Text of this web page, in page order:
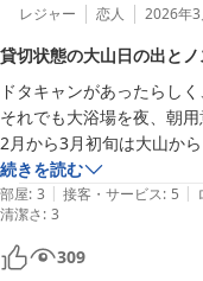
レジャー 恋人 2026年3
貸切状態の大山日の出と
ドタキャンがあったらし
それでも大浴場を夜、朝用
2月から3月初旬は大山から
建物は古く昭和で時が止
続きを読む
部屋: 3 | 接客・サービス: 5 |
清潔さ: 3
309